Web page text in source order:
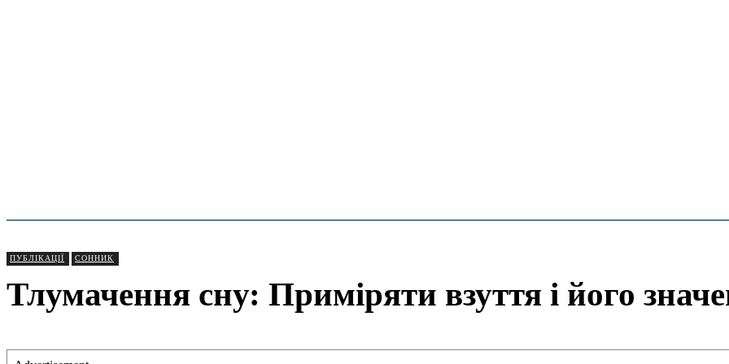
ПУБЛІКАЦІЇ СОННИК
Тлумачення сну: Приміряти взуття і його